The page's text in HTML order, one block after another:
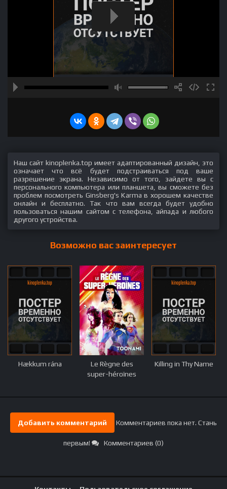
Наш сайт kinoplenka.top имеет адаптированный дизайн, это
означает что всё будет подстраиваться под ваше
разрешение экрана. Независимо от того, зайдете вы с
персонального компьютера или планшета, вы сможете без
проблем посмотреть Ginsberg's Karma в хорошем качестве
онлайн и бесплатно. Так что вам всегда будет удобно
пользоваться нашим сайтом с телефона, айпада и любого
другого устройства.
Возможно вас заинтересует
Hækkum rána
Le Règne des
super-héroïnes
Killing in Thy Name
Добавить комментарий Комментариев пока нет. Стань
первым! Комментариев (0)